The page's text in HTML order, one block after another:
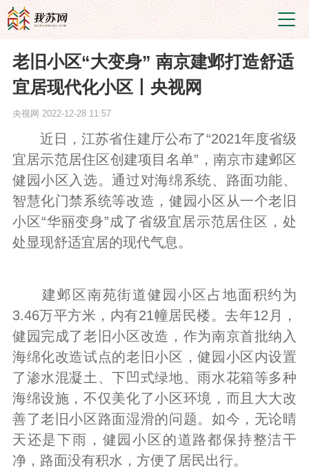
老旧小区“大变身” 南京建邺打造舒适
宜居现代化小区丨央视网
央视网 2022-12-28 11:57
近日，江苏省住建厅公布了“2021年度省级
宜居示范居住区创建项目名单”，南京市建邺区
健园小区入选。通过对海绵系统、路面功能、
智慧化门禁系统等改造，健园小区从一个老旧
小区“华丽变身”成了省级宜居示范居住区，处
处显现舒适宜居的现代气息。
建邺区南苑街道健园小区占地面积约为
3.46万平方米，内有21幢居民楼。去年12月，
健园完成了老旧小区改造，作为南京首批纳入
海绵化改造试点的老旧小区，健园小区内设置
了渗水混凝土、下凹式绿地、雨水花箱等多种
海绵设施，不仅美化了小区环境，而且大大改
善了老旧小区路面湿滑的问题。如今，无论晴
天还是下雨，健园小区的道路都保持整洁干
净，路面没有积水，方便了居民出行。